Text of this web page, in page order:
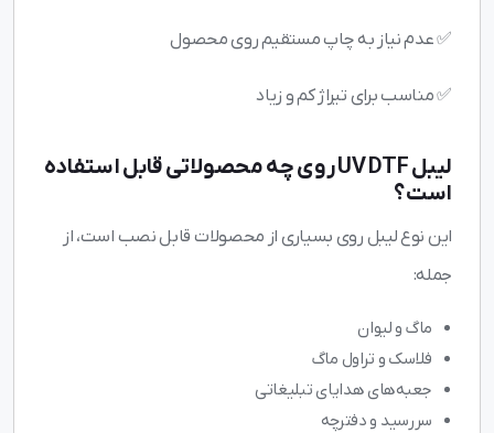
✅ عدم نیاز به چاپ مستقیم روی محصول
✅ مناسب برای تیراژ کم و زیاد
لیبل UV DTF روی چه محصولاتی قابل استفاده
است؟
این نوع لیبل روی بسیاری از محصولات قابل نصب است، از
جمله:
ماگ و لیوان
فلاسک و تراول ماگ
جعبه‌های هدایای تبلیغاتی
سررسید و دفترچه